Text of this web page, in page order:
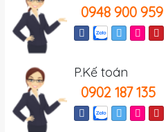
0948 900 959
P.Kế toán
0902 187 135